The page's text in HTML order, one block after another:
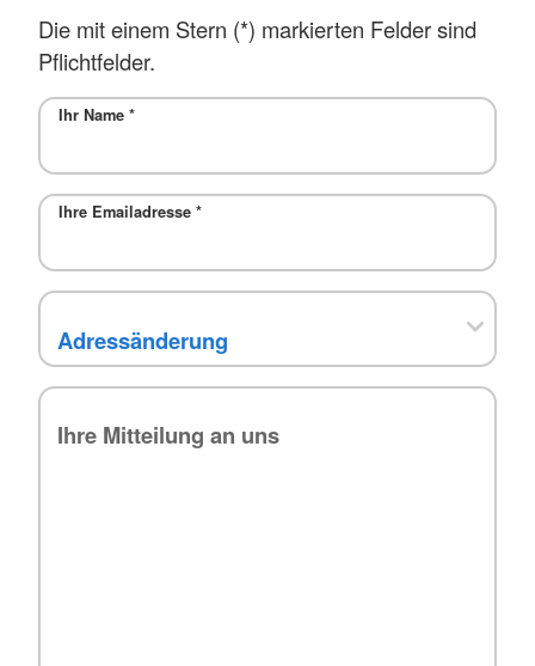
Die mit einem Stern (*) markierten Felder sind
Pflichtfelder.
Ihr Name *
Ihre Emailadresse *